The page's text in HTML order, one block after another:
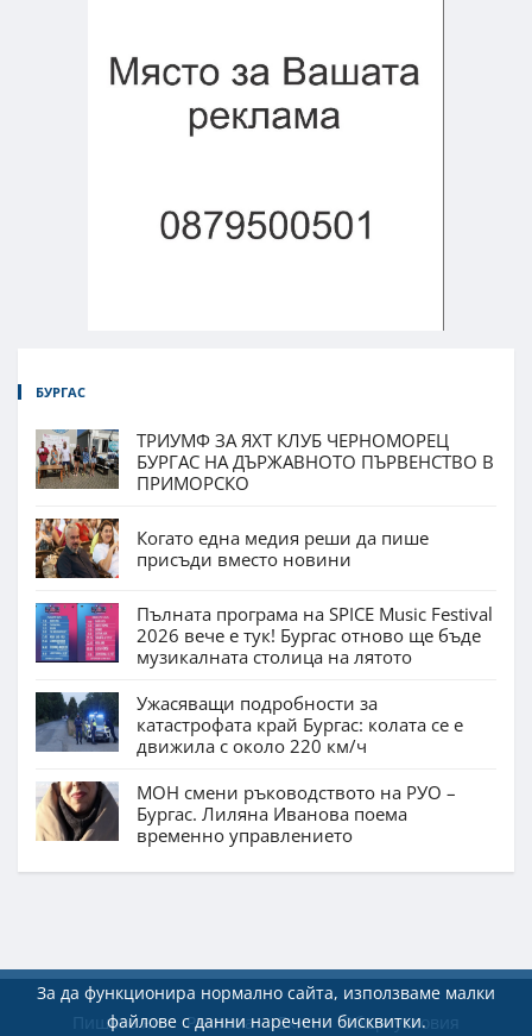
БУРГАС
ТРИУМФ ЗА ЯХТ КЛУБ ЧЕРНОМОРЕЦ
БУРГАС НА ДЪРЖАВНОТО ПЪРВЕНСТВО В
ПРИМОРСКО
Когато една медия реши да пише
присъди вместо новини
Пълната програма на SPICE Music Festival
2026 вече е тук! Бургас отново ще бъде
музикалната столица на лятото
Ужасяващи подробности за
катастрофата край Бургас: колата се е
движила с около 220 км/ч
МОН смени ръководството на РУО –
Бургас. Лиляна Иванова поема
временно управлението
За да функционира нормално сайта, използваме малки
файлове с данни наречени бисквитки.
Пишете ни Реклама Екип Общи условия